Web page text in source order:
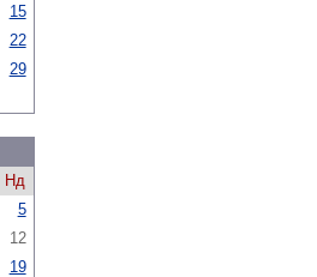
15
22
29
Нд
5
12
19